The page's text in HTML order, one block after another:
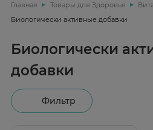
Главная Товары для Здоровья
Биологически активные добавки
Биологически
добавки
Фильтр